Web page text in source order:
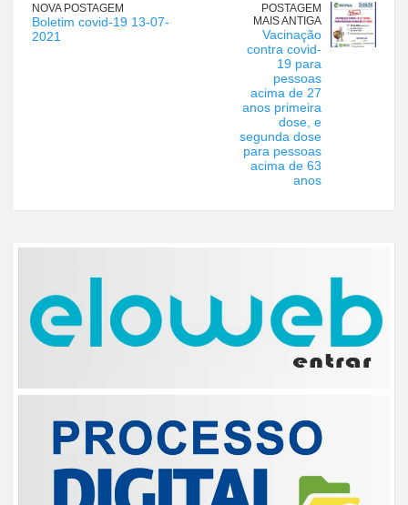
NOVA POSTAGEM
Boletim covid-19 13-07-
2021
POSTAGEM
MAIS ANTIGA
Vacinação
contra covid-
19 para
pessoas
acima de 27
anos primeira
dose, e
segunda dose
para pessoas
acima de 63
anos